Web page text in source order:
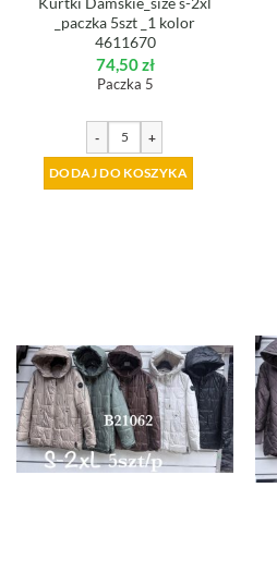
_paczka 5szt _1 kolor
4611670
74,50zł
Paczka 5
- +
DODAJ DO KOSZYKA